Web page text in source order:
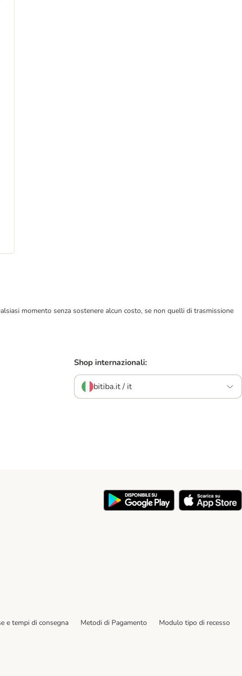
momento senza sostenere alcun costo, se non quelli di trasmissione
Shop internazionali:
bitiba.it / it
e tempi di consegna Metodi di Pagamento
Modulo tipo di recesso